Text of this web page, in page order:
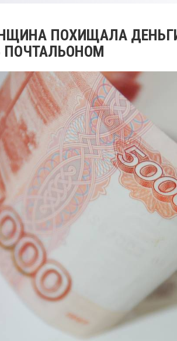
ПОХИЩАЛА
ПОЧТАЛЬОНОМ